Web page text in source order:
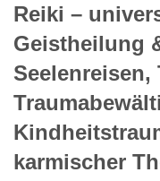
Reiki –
Geistheilung
Seelenreisen,
karmischer